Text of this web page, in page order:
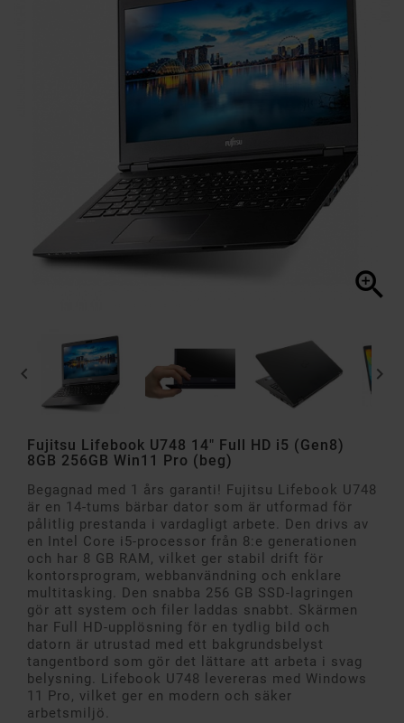

 
Fujitsu Lifebook U748 14" Full HD i5 (Gen8)
8GB 256GB Win11 Pro (beg)
Begagnad med 1 års garanti! Fujitsu Lifebook U748
är en 14-tums bärbar dator som är utformad för
pålitlig prestanda i vardagligt arbete. Den drivs av
en Intel Core i5-processor från 8:e generationen
och har 8 GB RAM, vilket ger stabil drift för
kontorsprogram, webbanvändning och enklare
multitasking. Den snabba 256 GB SSD-lagringen
gör att system och filer laddas snabbt. Skärmen
har Full HD-upplösning för en tydlig bild och
datorn är utrustad med ett bakgrundsbelyst
tangentbord som gör det lättare att arbeta i svag
belysning. Lifebook U748 levereras med Windows
11 Pro, vilket ger en modern och säker
arbetsmiljö.